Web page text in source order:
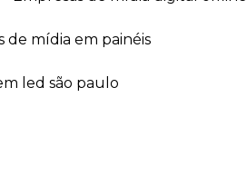
de mídia em painéis
led são paulo